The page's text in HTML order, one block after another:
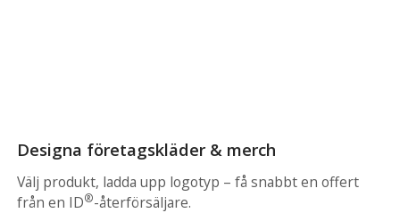
Designa företagskläder & merch
Välj produkt, ladda upp logotyp – få snabbt en offert
från en ID®-återförsäljare.